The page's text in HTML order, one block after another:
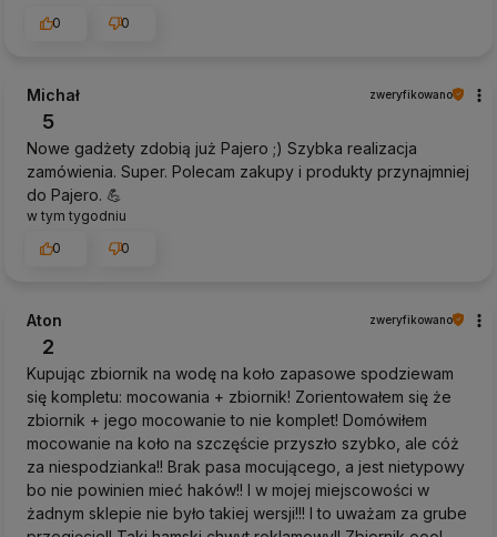
0
0
Michał zweryfikowano
5
Nowe gadżety zdobią już Pajero ;) Szybka realizacja
zamówienia. Super. Polecam zakupy i produkty przynajmniej
do Pajero. 💪
w tym tygodniu
0
0
Aton zweryfikowano
2
Kupując zbiornik na wodę na koło zapasowe spodziewam
się kompletu: mocowania + zbiornik! Zorientowałem się że
zbiornik + jego mocowanie to nie komplet! Domówiłem
mocowanie na koło na szczęście przyszło szybko, ale cóż
za niespodzianka!! Brak pasa mocującego, a jest nietypowy
bo nie powinien mieć haków!! I w mojej miejscowości w
żadnym sklepie nie było takiej wersji!!! I to uważam za grube